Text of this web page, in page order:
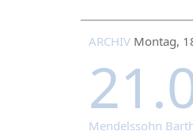
ARCHIV Montag,
Mendelssohn